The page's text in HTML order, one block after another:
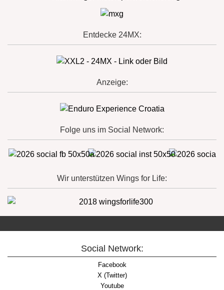
Entdecke 24MX:
Anzeige:
Folge uns im Social Network:
Wir unterstützen Wings for Life:
Social Network:
Facebook
X (Twitter)
Youtube